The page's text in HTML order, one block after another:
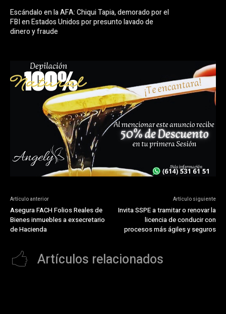
Escándalo en la AFA: Chiqui Tapia, demorado por el
FBI en Estados Unidos por presunto lavado de
dinero y fraude
Artículo anterior
Asegura FACH Folios Reales de
Bienes inmuebles a exsecretario
de Hacienda
Artículo siguiente
Invita SSPE a tramitar o renovar la
licencia de conducir con
procesos más ágiles y seguros
Artículos relacionados